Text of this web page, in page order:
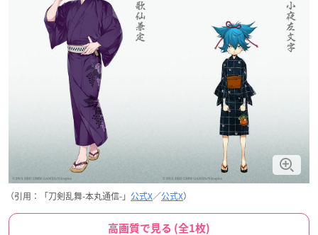
（引用：「刀剣乱舞-本丸通信-」 公式X／公式X）
高画質で見る (全1枚)